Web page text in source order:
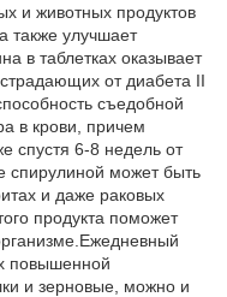
и животных продуктов
также улучшает
в таблетках оказывает
от диабета II
съедобной
в крови, причем
спустя 6-8 недель от
спирулиной может быть
и даже раковых
продукта поможет
повышенной
и зерновые, можно и